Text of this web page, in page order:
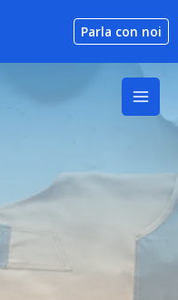
Parla con noi